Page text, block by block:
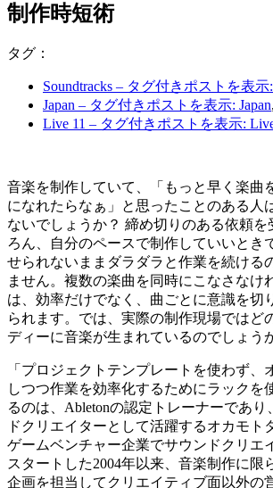
制作時短術
タグ：
Soundtracks – タグ付きポストを表示:
Japan – タグ付きポストを表示: Japan,
Live 11 – タグ付きポストを表示:
音楽を制作していて、「もっと早く楽曲
になれたらなぁ」と思ったことのある人
ないでしょうか？ 締め切りのある依頼を
ろん、自分のペースで制作していいとき
せられないままダラダラと作業を続ける
ません。複数の楽曲を同時にこなさなけ
は、効率だけでなく、曲ごとに意識を切
られます。では、実際の制作現場ではど
ディーに音楽が生まれているのでしょう
「プロジェクトテンプレートを使わず、
しつつ作業を効率化するためにラックを
るのは、Abletonの認定トレーナーであり
ドクリエイターとして活躍するオカモト
ゲームベンチャー企業でサウンドクリエ
スタートした2004年以来、音楽制作に限
企画を担当してクリエイティブ面以外の